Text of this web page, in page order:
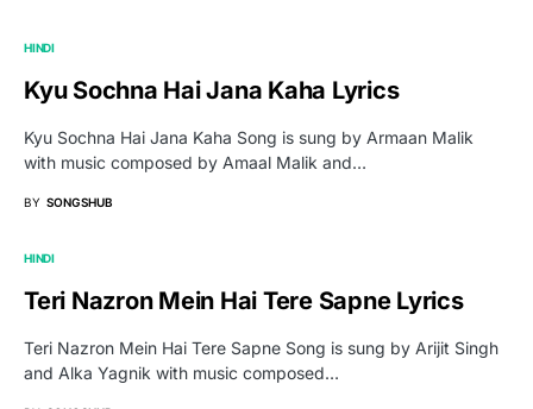
HINDI
Kyu Sochna Hai Jana Kaha Lyrics
Kyu Sochna Hai Jana Kaha Song is sung by Armaan Malik
with music composed by Amaal Malik and…
BY SONGSHUB
HINDI
Teri Nazron Mein Hai Tere Sapne Lyrics
Teri Nazron Mein Hai Tere Sapne Song is sung by Arijit Singh
and Alka Yagnik with music composed…